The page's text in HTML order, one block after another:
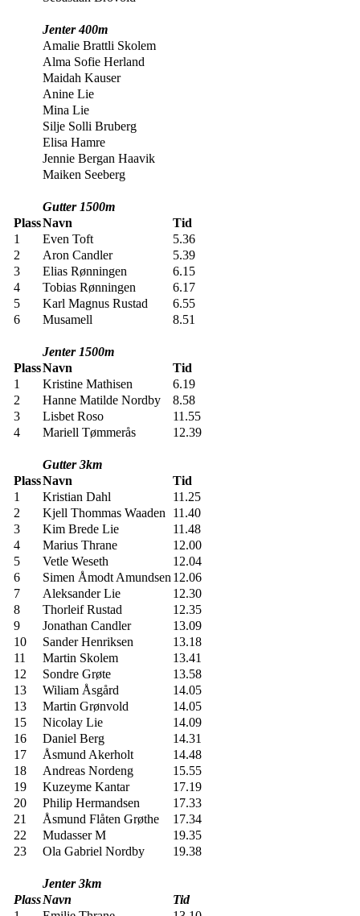
Jenter 400m
Amalie Brattli Skolem
Alma Sofie Herland
Maidah Kauser
Anine Lie
Mina Lie
Silje Solli Bruberg
Elisa Hamre
Jennie Bergan Haavik
Maiken Seeberg
Gutter 1500m
PlassNavn
Tid
1
Even Toft
5.36
2
Aron Candler
5.39
3
Elias Rønningen
6.15
4
Tobias Rønningen
6.17
5
Karl Magnus Rustad
6.55
6
Musamell 8.51
Jenter 1500m
PlassNavn
Tid
1
Kristine Mathisen
6.19
2
Hanne Matilde Nordby
8.58
3
Lisbet Roso
11.55
4
Mariell Tømmerås 12.39
Gutter 3km
PlassNavn
Tid
1
Kristian Dahl
11.25
2
Kjell Thommas Waaden 11.40
3
Kim Brede Lie
11.48
4
Marius Thrane
12.00
5
Vetle Weseth
12.04
6
Simen Åmodt Amundsen12.06
7
Aleksander Lie
12.30
8
Thorleif Rustad
12.35
9
Jonathan Candler
13.09
10
Sander Henriksen
13.18
11
Martin Skolem
13.41
12
Sondre Grøte
13.58
13
Wiliam Åsgård
14.05
13
Martin Grønvold
14.05
15
Nicolay Lie
14.09
16
Daniel Berg
14.31
17
Åsmund Akerholt
14.48
18
Andreas Nordeng
15.55
19
Kuzeyme Kantar
17.19
20
Philip Hermandsen
17.33
21
Åsmund Flåten Grøthe
17.34
22
Mudasser M
19.35
23
Ola Gabriel Nordby 19.38
Jenter 3km
PlassNavn
Tid